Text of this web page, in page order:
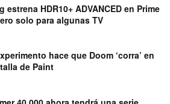
estrena HDR10+ ADVANCED en Prime
solo para algunas TV
hace que Doom ‘corra’ en
de Paint